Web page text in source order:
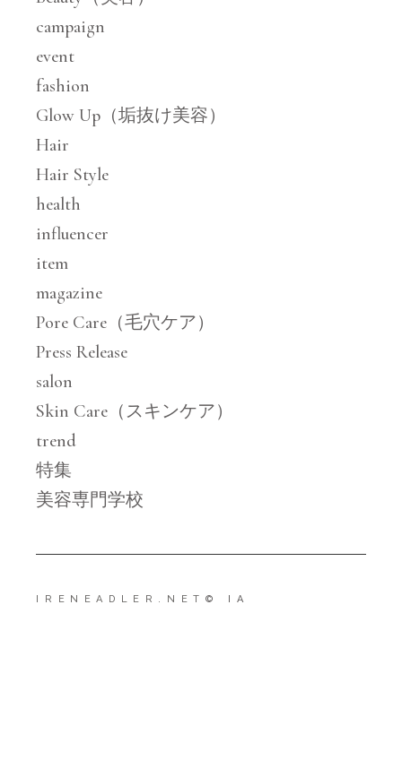
campaign
event
fashion
Glow Up（垢抜け美容）
Hair
Hair Style
health
influencer
item
magazine
Pore Care（毛穴ケア）
Press Release
salon
Skin Care（スキンケア）
trend
特集
美容専門学校
IRENEADLER.NET © IA